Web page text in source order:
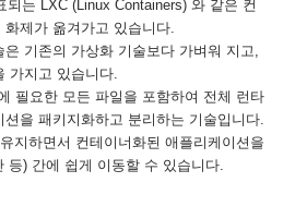
되는 LXC (Linux Containers) 와 같은 컨
제가 옮겨가고 있습니다.
기존의 가상화 기술보다 가벼워 지고,
가지고 있습니다.
필요한 모든 파일을 포함하여 전체 런타
을 패키지화하고 분리하는 기술입니다.
지하면서 컨테이너화된 애플리케이션을
등) 간에 쉽게 이동할 수 있습니다.